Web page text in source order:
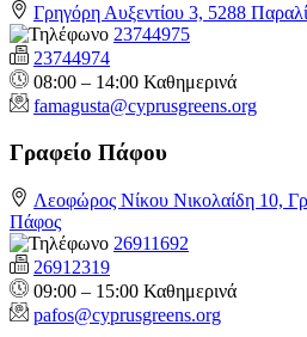
Γρηγόρη Αυξεντίου 3, 5288
23744975
23744974
08:00 – 14:00 Καθημερινά
famagusta@cyprusgreens.org
Γραφείο Πάφου
Λεοφώρος Νίκου Νικολαίδη 10,
Πάφος
26911692
26912319
09:00 – 15:00 Καθημερινά
pafos@cyprusgreens.org